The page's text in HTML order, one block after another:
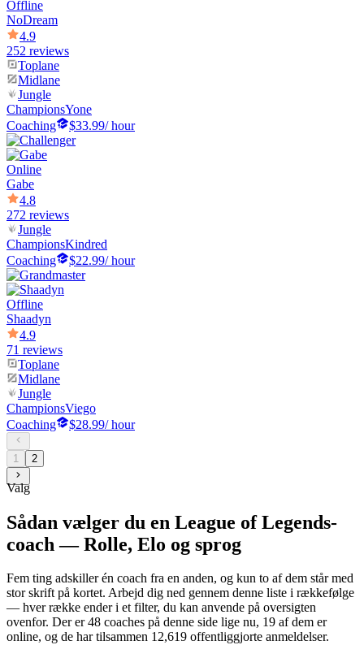
Offline
NoDream
4.9
252 reviews
Toplane
Midlane
Jungle
ChampionsYone
Coaching
$33.99/ hour
Online
Gabe
4.8
272 reviews
Jungle
ChampionsKindred
Coaching
$22.99/ hour
Offline
Shaadyn
4.9
71 reviews
Toplane
Midlane
Jungle
ChampionsViego
Coaching
$28.99/ hour
1 2
Valg
Sådan vælger du en League of Legends-
coach — Rolle, Elo og sprog
Fem ting adskiller én coach fra en anden, og kun to af dem står med
stor skrift på kortet. Arbejd dig ned gennem denne liste i rækkefølge
— hver række ender i et filter, du kan anvende på oversigten
ovenfor. Der er 48 coaches på denne side lige nu, 19 af dem er
online, og de har tilsammen 12,619 offentliggjorte anmeldelser.